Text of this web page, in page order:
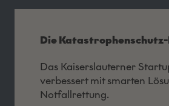
Die
Das Kaiserslauterner
verbessert mit smarten
Notfallrettung.